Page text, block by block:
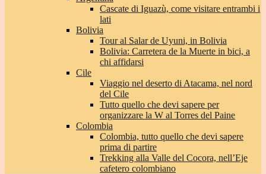
Cascate di Iguazù, come visitare entrambi i
lati
Bolivia
Tour al Salar de Uyuni, in Bolivia
Bolivia: Carretera de la Muerte in bici, a
chi affidarsi
Cile
Viaggio nel deserto di Atacama, nel nord
del Cile
Tutto quello che devi sapere per
organizzare la W al Torres del Paine
Colombia
Colombia, tutto quello che devi sapere
prima di partire
Trekking alla Valle del Cocora, nell’Eje
cafetero colombiano